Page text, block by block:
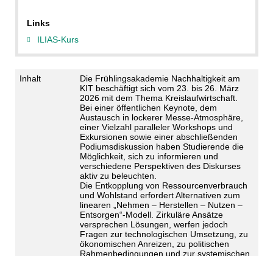
Links
ILIAS-Kurs
Inhalt
Die Frühlingsakademie Nachhaltigkeit am
KIT beschäftigt sich vom 23. bis 26. März
2026 mit dem Thema Kreislaufwirtschaft.
Bei einer öffentlichen Keynote, dem
Austausch in lockerer Messe-Atmosphäre,
einer Vielzahl paralleler Workshops und
Exkursionen sowie einer abschließenden
Podiumsdiskussion haben Studierende die
Möglichkeit, sich zu informieren und
verschiedene Perspektiven des Diskurses
aktiv zu beleuchten.
Die Entkopplung von Ressourcenverbrauch
und Wohlstand erfordert Alternativen zum
linearen „Nehmen – Herstellen – Nutzen –
Entsorgen“-Modell. Zirkuläre Ansätze
versprechen Lösungen, werfen jedoch
Fragen zur technologischen Umsetzung, zu
ökonomischen Anreizen, zu politischen
Rahmenbedingungen und zur systemischen